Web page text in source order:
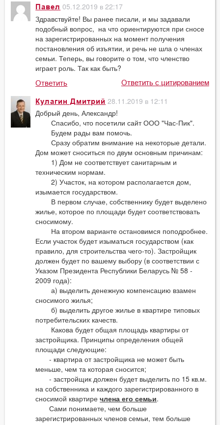
Павел 05.12.2019 в 22:17
Здравствуйте! Вы ранее писали, и мы задавали
подобный вопрос, на что ориентируются при сносе
на зарегистрированных на момент получения
постановления об изъятии, и речь не шла о членах
семьи. Теперь, вы говорите о том, что членство
играет роль. Так как быть?
Ответить Ответить с цитированием
Кулагин Дмитрий 28.11.2019 в 12:11
Добрый день, Александр!
Спасибо, что посетили сайт ООО "Час-Пик".
Будем рады вам помочь.
Сразу обратим внимание на некоторые детали.
Дом может сноситься по двум основным причинам:
1) Дом не соответствует санитарным и
техническим нормам.
2) Участок, на котором располагается дом,
изымается государством.
В первом случае, собственнику будет выделено
жилье, которое по площади будет соответствовать
сносимому.
На втором варианте остановимся поподробнее.
Если участок будет изыматься государством (как
правило, для строительства чего-то). Застройщик
должен будет по вашему выбору (в соответствии с
Указом Президента Республики Беларусь № 58 -
2009 года):
а) выделить денежную компенсацию взамен
сносимого жилья;
б) выделить другое жилье в квартире типовых
потребительских качеств.
Какова будет общая площадь квартиры от
застройщика. Принципы определения общей
площади следующие:
- квартира от застройщика не может быть
меньше, чем та которая сносится;
- застройщик должен будет выделить по 15 кв.м.
на собственника и каждого зарегистрированного в
сносимой квартиречлена его семьи.
Сами понимаете, чем больше
зарегистрированных членов семьи, тем больше